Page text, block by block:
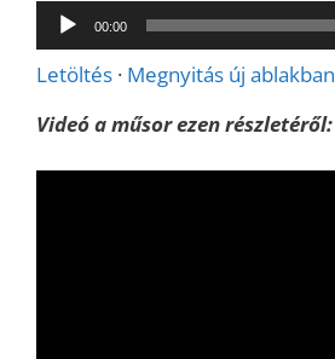
Audió
lejátszó
00:00
Letöltés · Megnyitás új ablakban
Videó a műsor ezen részletéről: